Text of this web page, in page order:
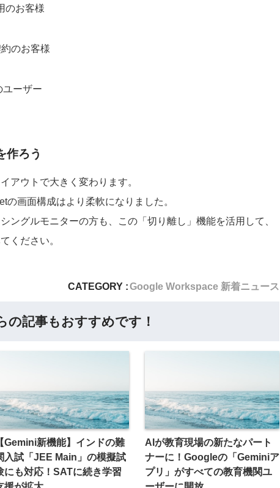
のお客様
のお客様
ユーザー
作ろう
アウトで大きく変わります。
画面構成はより柔軟になりました。
ングルモニターの方も、この「切り離し」機能を活用して、
ください。
CATEGORY :Google Workspace 新着ニュース
の記事もおすすめです！
【Gemini新機能】インドの難
入試「JEE Main」の模擬試
にも対応！SATに続き学習
AIが教育現場の新たなパート
ナーに！Googleの「Geminiア
プリ」がすべての教育機関ユ